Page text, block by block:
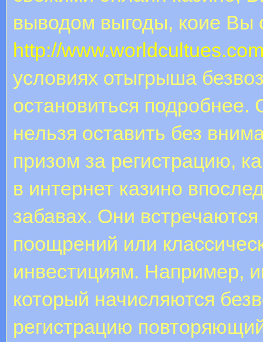
выводом выгоды, коие Вы
http://
условиях отыгрыша
остановиться
нельзя оставить без
призом за регистрацию,
в интернет казино
забавах. Они
поощрений или
инвестициям. Например,
который начисляются
регистрацию